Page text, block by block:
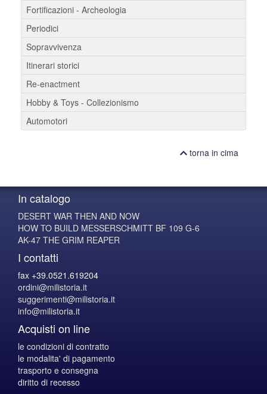
Fortificazioni - Archeologia
Periodici
Sopravvivenza
Itinerari storici
Re-enactment
Hobby & Toys - Collezionismo
Automotori
torna in cima
In catalogo
DESERT WAR THEN AND NOW
HOW TO BUILD MESSERSCHMITT BF 109 G-6
AK-47 THE GRIM REAPER
I contatti
fax +39.0521.619204
ordini@milistoria.it
suggerimenti@milistoria.it
info@milistoria.it
Acquisti on line
le condizioni di contratto
le modalita' di pagamento
trasporto e consegna
diritto di recesso